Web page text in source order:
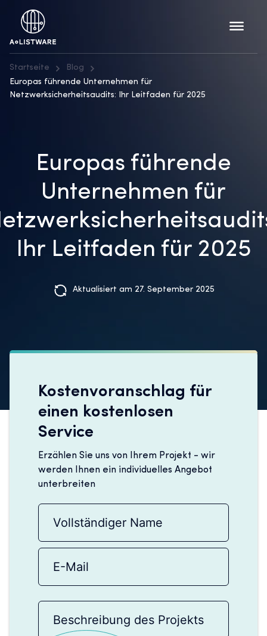
Startseite
Blog
Europas führende Unternehmen für
Netzwerksicherheitsaudits: Ihr Leitfaden für 2025
Europas führende
Unternehmen für
Ihr Leitfaden für 2025
Aktualisiert am 27. September 2025
Kostenvoranschlag für
einen kostenlosen
Service
Erzählen Sie uns von Ihrem Projekt - wir
werden Ihnen ein individuelles Angebot
unterbreiten